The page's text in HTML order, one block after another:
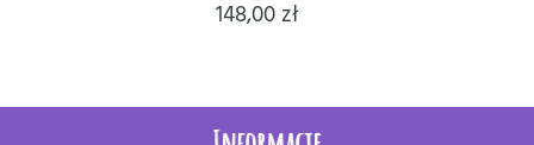
148,00 zł